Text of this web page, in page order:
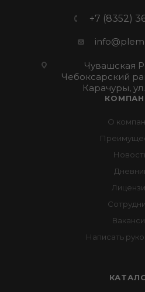
+7 (8352)
Чувашская
Чебоксарский
Карачуры,
О
Написать